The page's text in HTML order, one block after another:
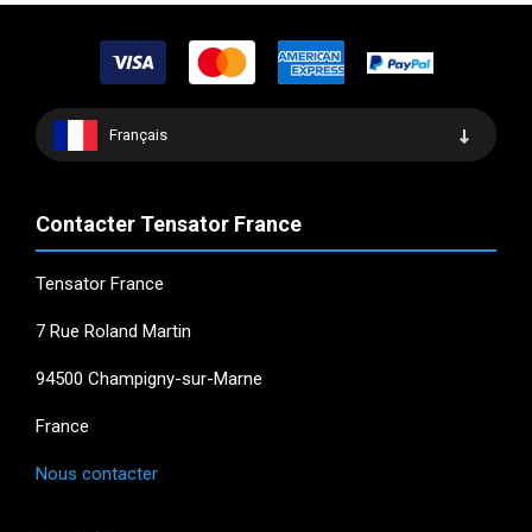
choisies
la
du
la
page
produit
Français
Contacter Tensator France
Tensator France
7 Rue Roland Martin
94500 Champigny-sur-Marne
France
Nous contacter